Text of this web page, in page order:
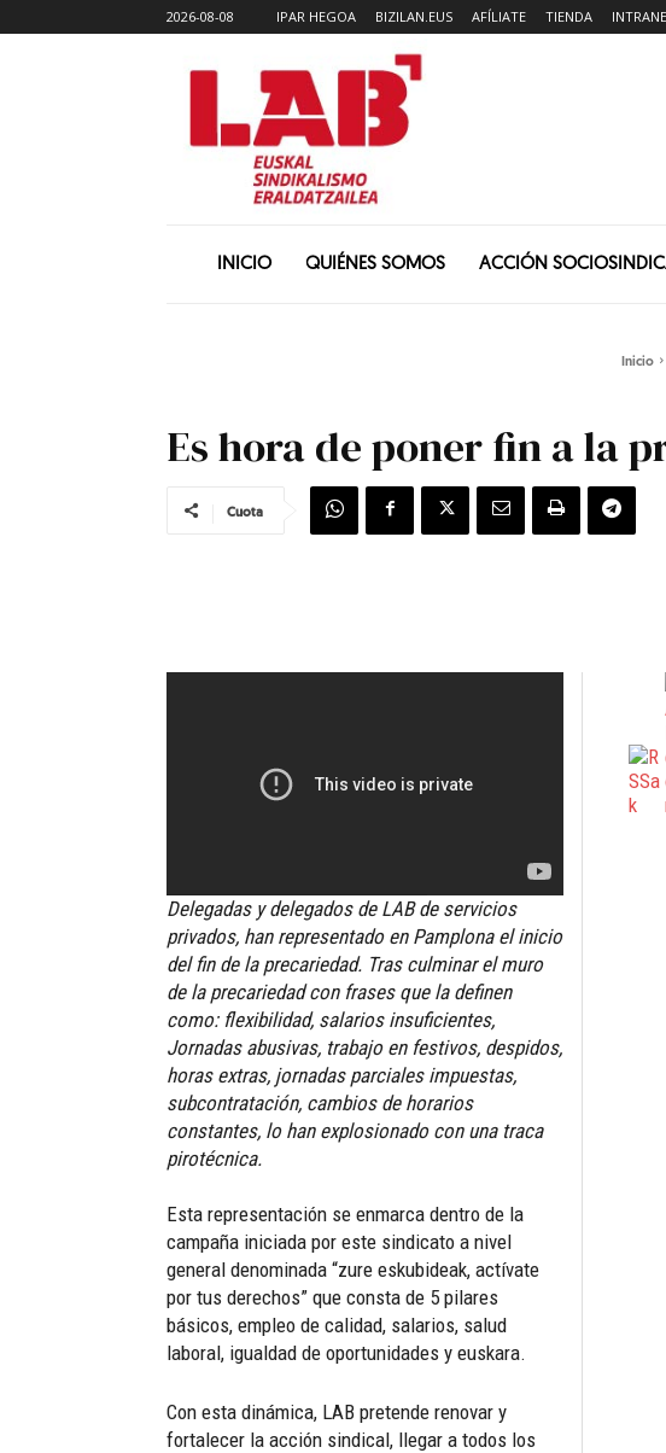
2026-08-08 IPAR HEGOA BIZILAN.EUS AFÍLIATE TIENDA
INICIO QUIÉNES SOMOS ACCIÓN
Inicio
Es hora de poner fin a la
Cuota
Delegadas y delegados de LAB de servicios
privados, han representado en Pamplona el inicio
del fin de la precariedad. Tras culminar el muro
de la precariedad con frases que la definen
como: flexibilidad, salarios insuficientes,
Jornadas abusivas, trabajo en festivos, despidos,
horas extras, jornadas parciales impuestas,
subcontratación, cambios de horarios
constantes, lo han explosionado con una traca
pirotécnica.
Esta representación se enmarca dentro de la
campaña iniciada por este sindicato a nivel
general denominada “zure eskubideak, actívate
por tus derechos” que consta de 5 pilares
básicos, empleo de calidad, salarios, salud
laboral, igualdad de oportunidades y euskara.
Con esta dinámica, LAB pretende renovar y
fortalecer la acción sindical, llegar a todos los